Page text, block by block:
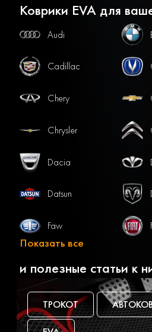
Коврики EVA для
Audi
Cadillac
Chery
Chrysler
Dacia
Datsun
Faw
Geely
Great wall
Показать все
и полезные статьи к
ТРОКОТ